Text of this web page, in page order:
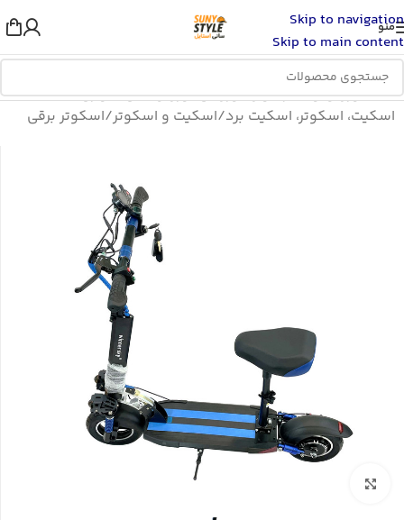
Skip to navigation
Skip to main content
منو
خانه/ورزش و سفر/لوازم ورزشی/ورزش های سواری/
اسکیت، اسکوتر، اسکیت برد/اسکیت و اسکوتر/اسکوتر برقی